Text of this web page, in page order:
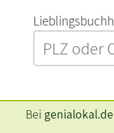
Bei genialokal.de